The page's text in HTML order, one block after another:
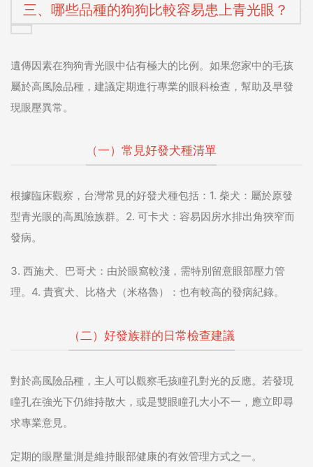
三、哪些品種的狗狗比較容易患上青光眼？
遺傳因素在狗狗青光眼中佔有極大的比例。如果您家中的毛孩
屬於高風險品種，建議定期進行專業的眼科檢查，幫助及早發
現眼壓異常。
（一）常見好發犬種清單
根據臨床觀察，台灣常見的好發犬種包括：1. 柴犬：屬於原發
型青光眼的高風險族群。2. 可卡犬：容易因房水排出角狹窄而
發病。
3. 西施犬、巴哥犬：由於眼窩較淺，需特別留意眼部壓力管
理。4. 貴賓犬、比格犬（米格魯）：也有較高的發病紀錄。
（二）好發族群的日常檢查建議
對於高風險品種，主人可以觀察毛孩瞳孔對光的反應。若發現
瞳孔在強光下仍維持散大，或是雙眼瞳孔大小不一，應立即尋
求專業意見。
定期的眼壓量測是維持眼部健康的有效管理方式之一。